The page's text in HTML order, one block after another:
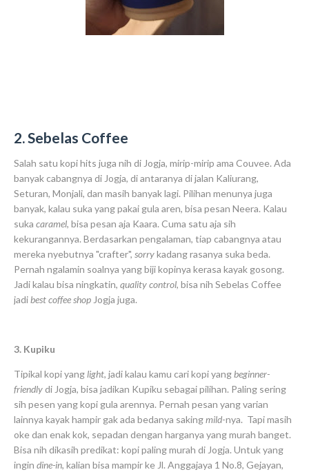
2. Sebelas Coffee
Salah satu kopi hits juga nih di Jogja, mirip-mirip ama Couvee. Ada
banyak cabangnya di Jogja, di antaranya di jalan Kaliurang,
Seturan, Monjali, dan masih banyak lagi. Pilihan menunya juga
banyak, kalau suka yang pakai gula aren, bisa pesan Neera. Kalau
suka caramel, bisa pesan aja Kaara. Cuma satu aja sih
kekurangannya. Berdasarkan pengalaman, tiap cabangnya atau
mereka nyebutnya "crafter", sorrykadang rasanya suka beda.
Pernah ngalamin soalnya yang biji kopinya kerasa kayak gosong.
Jadi kalau bisa ningkatin, quality control, bisa nih Sebelas Coffee
jadibest coffee shop Jogja juga.
3. Kupiku
Tipikal kopi yanglight, jadi kalau kamu cari kopi yangbeginner-
friendlydi Jogja, bisa jadikan Kupiku sebagai pilihan. Paling sering
sih pesen yang kopi gula arennya. Pernah pesan yang varian
lainnya kayak hampir gak ada bedanya sakingmild-nya. Tapi masih
oke dan enak kok, sepadan dengan harganya yang murah banget.
Bisa nih dikasih predikat: kopi paling murah di Jogja. Untuk yang
ingin dine-in, kalian bisa mampir ke Jl. Anggajaya 1 No.8, Gejayan,